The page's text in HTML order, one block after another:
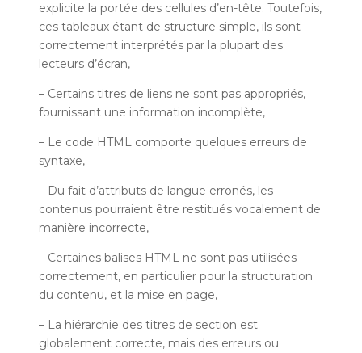
explicite la portée des cellules d’en-tête. Toutefois,
ces tableaux étant de structure simple, ils sont
correctement interprétés par la plupart des
lecteurs d’écran,
– Certains titres de liens ne sont pas appropriés,
fournissant une information incomplète,
– Le code HTML comporte quelques erreurs de
syntaxe,
– Du fait d’attributs de langue erronés, les
contenus pourraient être restitués vocalement de
manière incorrecte,
– Certaines balises HTML ne sont pas utilisées
correctement, en particulier pour la structuration
du contenu, et la mise en page,
– La hiérarchie des titres de section est
globalement correcte, mais des erreurs ou